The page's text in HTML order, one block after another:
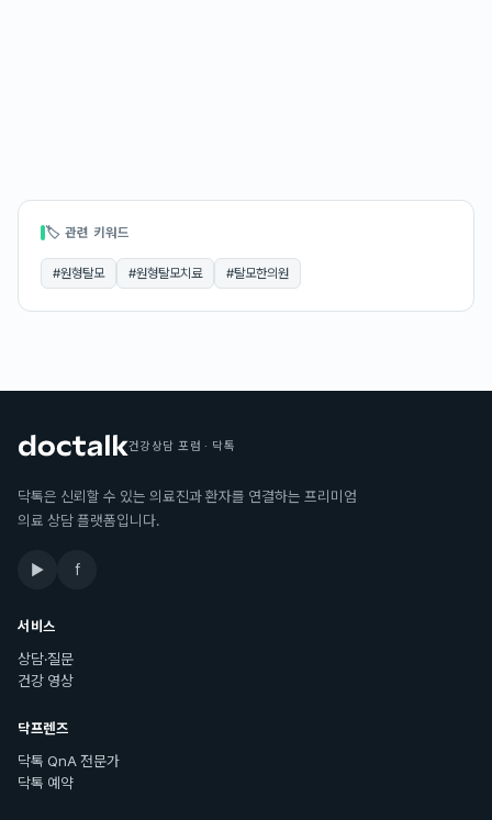
🏷 관련 키워드
#원형탈모 #원형탈모치료 #탈모한의원
건강상담 포럼 · 닥톡
닥톡은 신뢰할 수 있는 의료진과 환자를 연결하는 프리미엄
의료 상담 플랫폼입니다.
▶ f
서비스
상담·질문
건강 영상
닥프렌즈
닥톡 QnA 전문가
닥톡 예약